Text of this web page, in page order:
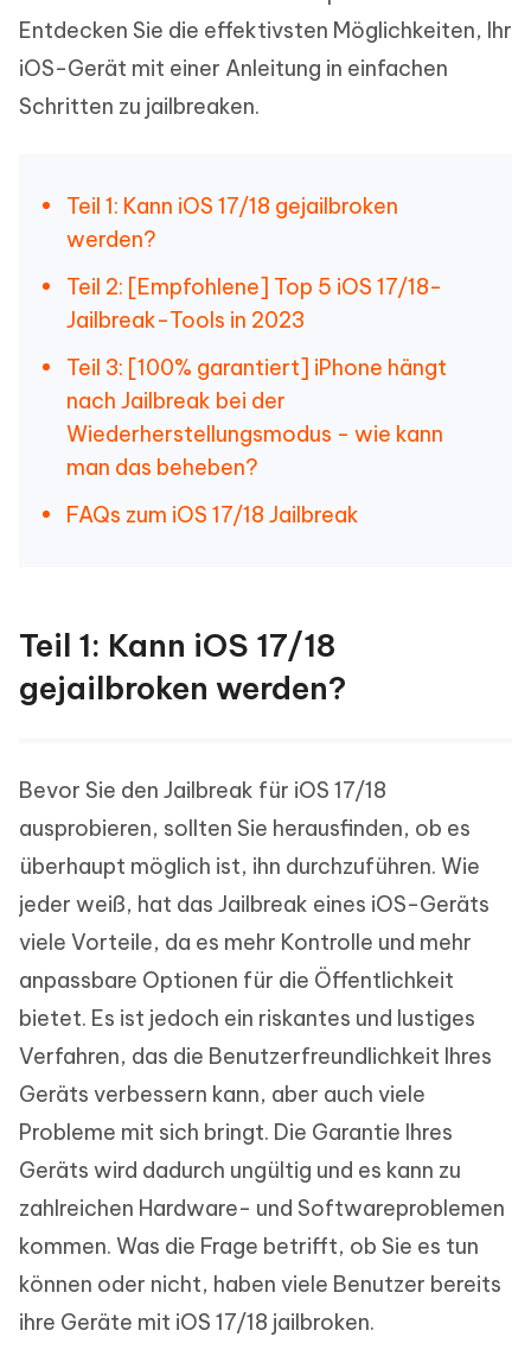
Entdecken Sie die effektivsten Möglichkeiten, Ihr
iOS-Gerät mit einer Anleitung in einfachen
Schritten zu jailbreaken.
Teil 1: Kann iOS 17/18 gejailbroken
werden?
Teil 2: [Empfohlene] Top 5 iOS 17/18-
Jailbreak-Tools in 2023
Teil 3: [100% garantiert] iPhone hängt
nach Jailbreak bei der
Wiederherstellungsmodus - wie kann
man das beheben?
FAQs zum iOS 17/18 Jailbreak
Teil 1: Kann iOS 17/18
gejailbroken werden?
Bevor Sie den Jailbreak für iOS 17/18
ausprobieren, sollten Sie herausfinden, ob es
überhaupt möglich ist, ihn durchzuführen. Wie
jeder weiß, hat das Jailbreak eines iOS-Geräts
viele Vorteile, da es mehr Kontrolle und mehr
anpassbare Optionen für die Öffentlichkeit
bietet. Es ist jedoch ein riskantes und lustiges
Verfahren, das die Benutzerfreundlichkeit Ihres
Geräts verbessern kann, aber auch viele
Probleme mit sich bringt. Die Garantie Ihres
Geräts wird dadurch ungültig und es kann zu
zahlreichen Hardware- und Softwareproblemen
kommen. Was die Frage betrifft, ob Sie es tun
können oder nicht, haben viele Benutzer bereits
ihre Geräte mit iOS 17/18 jailbroken.